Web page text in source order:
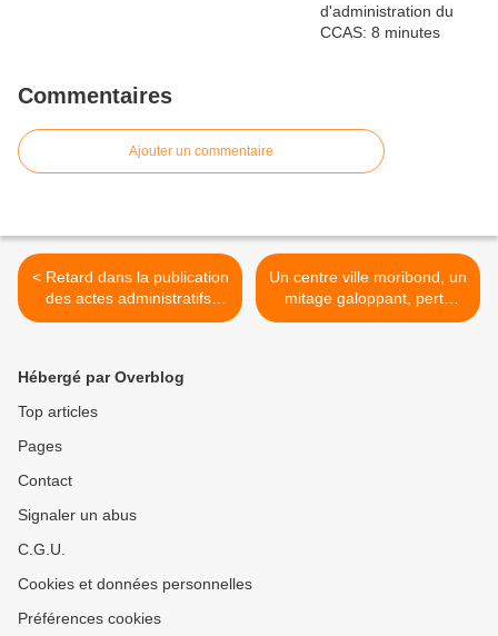
Commentaires
Ajouter un commentaire
< Retard dans la publication
des actes administratifs!
Election en ligne de mire?
Un centre ville moribond, un
mitage galoppant, perte
d'habitants: signe de bonne
Hébergé par Overblog
Top articles
Pages
Contact
Signaler un abus
C.G.U.
Cookies et données personnelles
Préférences cookies